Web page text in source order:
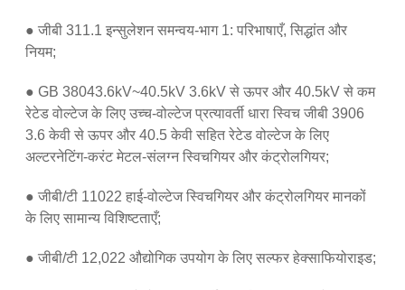
● जीबी 311.1 इन्सुलेशन समन्वय-भाग 1: परिभाषाएँ, सिद्धांत और
नियम;
● GB 38043.6kV~40.5kV 3.6kV से ऊपर और 40.5kV से कम
रेटेड वोल्टेज के लिए उच्च-वोल्टेज प्रत्यावर्ती धारा स्विच जीबी 3906
3.6 केवी से ऊपर और 40.5 केवी सहित रेटेड वोल्टेज के लिए
अल्टरनेटिंग-करंट मेटल-संलग्न स्विचगियर और कंट्रोलगियर;
● जीबी/टी 11022 हाई-वोल्टेज स्विचगियर और कंट्रोलगियर मानकों
के लिए सामान्य विशिष्टताएँ;
● जीबी/टी 12,022 औद्योगिक उपयोग के लिए सल्फर हेक्साफियोराइड;